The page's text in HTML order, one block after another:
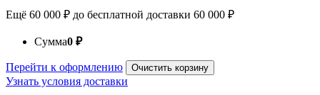
Ещё 60 000 ₽ до бесплатной доставки 60 000 ₽
Сумма0 ₽
Перейти к оформлению Очистить корзину
Узнать условия доставки